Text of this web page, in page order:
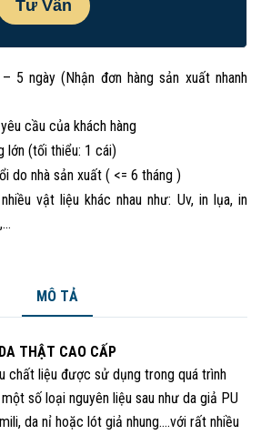
5 ngày (Nhận đơn hàng sản xuất nhanh
cầu của khách hàng
lớn (tối thiểu: 1 cái)
do nhà sản xuất ( <= 6 tháng )
vật liệu khác nhau như: Uv, in lụa, in
MÔ TẢ
THẬT CAO CẤP
chất liệu được sử dụng trong quá trình
số loại nguyên liệu sau như da giả PU
da nỉ hoặc lót giả nhung….với rất nhiều